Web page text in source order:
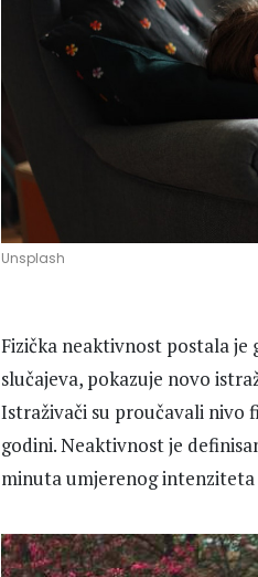
Unsplash
Fizička neaktivnost postala
slučajeva, pokazuje novo
Istraživači su proučavali nivo
godini. Neaktivnost je
minuta umjerenog